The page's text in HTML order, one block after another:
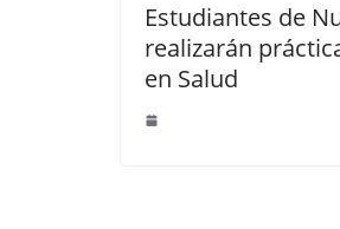
Estudiantes de
realizarán
en Salud